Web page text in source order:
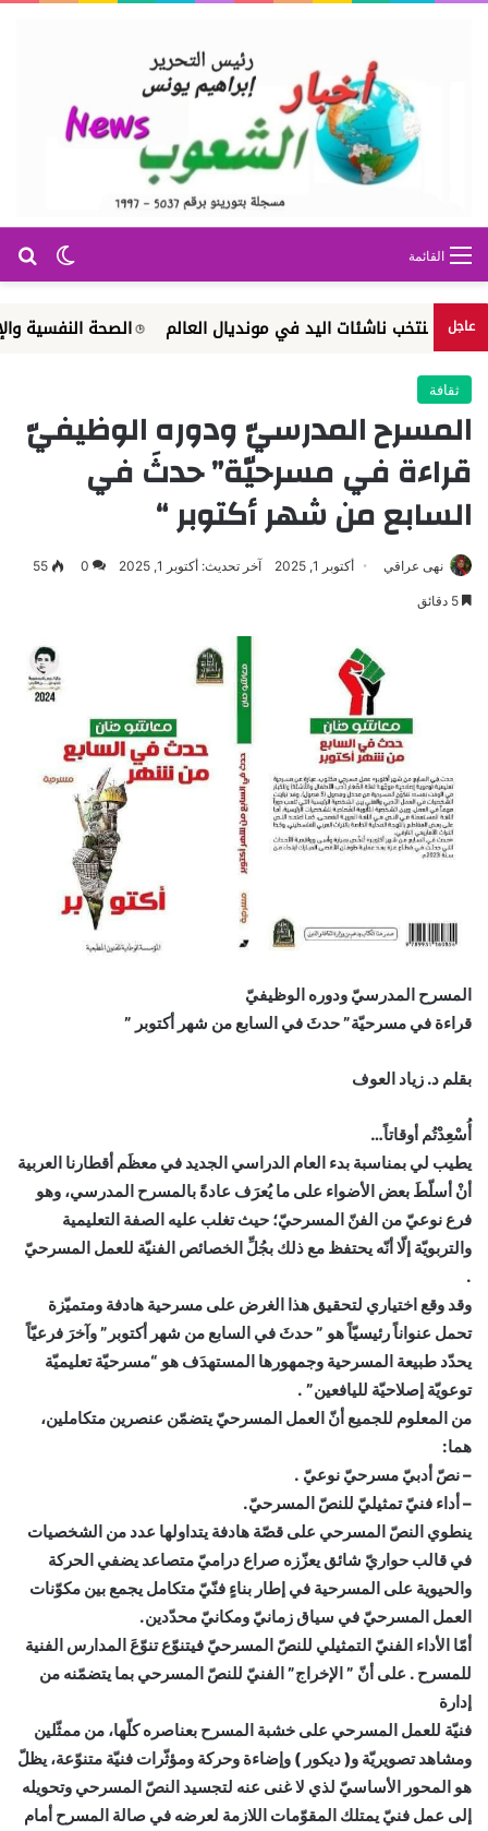
الوضع القائمة
عاجلناشئات اليد في مونديال العالم الصحة النفسية والإرشاد
ثقافة
المسرح المدرسيّ ودوره الوظيفيّ
قراءة في مسرحيّة” حدثَ في
السابع من شهر أكتوبر “
نهى عراقي أكتوبر 1, 2025 آخر تحديث: أكتوبر 1, 2025 0
55
المسرح المدرسيّ ودوره الوظيفيّ
قراءة في مسرحيّة” حدثَ في السابع من شهر أكتوبر ”
بقلم د. زياد العوف
أُسْعِدْتُم أوقاتاً…
يطيب لي بمناسبة بدء العام الدراسي الجديد في معظَم أقطارنا العربية
أنْ أسلّطَ بعض الأضواء على ما يُعرَف عادةً بالمسرح المدرسي، وهو
فرع نوعيّ من الفنّ المسرحيّ؛ حيث تغلب عليه الصفة التعليمية
والتربويّة إلّا أنّه يحتفظ مع ذلك بجُلِّ الخصائص الفنيّة للعمل المسرحيّ
.
وقد وقع اختياري لتحقيق هذا الغرض على مسرحية هادفة ومتميّزة
تحمل عنواناً رئيسيّاً هو ” حدثَ في السابع من شهر أكتوبر” وآخرَ فرعيّاً
يحدّد طبيعة المسرحية وجمهورها المستهدَف هو “مسرحيّة تعليميّة
توعويّة إصلاحيّة لليافعين” .
من المعلوم للجميع أنّ العمل المسرحيّ يتضمّن عنصرين متكاملين،
هما:
– نصّ أدبيّ مسرحيّ نوعيّ .
– أداء فنيّ تمثيليّ للنصّ المسرحيّ.
ينطوي النصّ المسرحي على قصّة هادفة يتداولها عدد من الشخصيات
في قالب حواريّ شائق يعزّزه صراع دراميّ متصاعد يضفي الحركة
والحيوية على المسرحية في إطار بناءٍ فنّيّ متكامل يجمع بين مكوّنات
العمل المسرحيّ في سياق زمانيّ ومكانيّ محدّدين.
أمّا الأداء الفنيّ التمثيلي للنصّ المسرحيّ فيتنوّع تنوّعَ المدارس الفنية
للمسرح . على أنّ ” الإخراج” الفنيّ للنصّ المسرحي بما يتضمّنه من
إدارة
فنيّة للعمل المسرحي على خشبة المسرح بعناصره كلّها، من ممثّلين
ومشاهد تصويريّة و( ديكور ) وإضاءة وحركة ومؤثّرات فنيّة متنوّعة، يظلّ
هو المحور الأساسيّ لذي لا غنى عنه لتجسيد النصّ المسرحي وتحويله
إلى عمل فنيّ يمتلك المقوّمات اللازمة لعرضه في صالة المسرح أمام